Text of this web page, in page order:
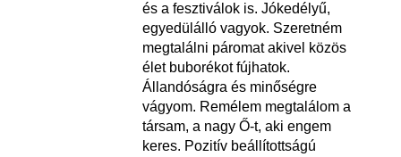
és a fesztiválok is. Jókedélyű,
egyedülálló vagyok. Szeretném
megtalálni páromat akivel közös
élet buborékot fújhatok.
Állandóságra és minőségre
vágyom. Remélem megtalálom a
társam, a nagy Ő-t, aki engem
keres. Pozitív beállítottságú